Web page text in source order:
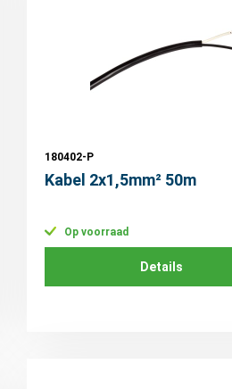
180402-P
Kabel 2x1,5mm² 50m
Op voorraad
Details